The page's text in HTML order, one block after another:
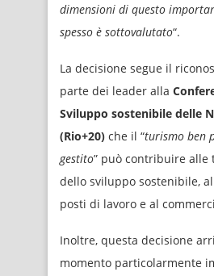
dimensioni di questo
spesso è sottovalutato“.
La decisione segue il
parte dei leader alla
Sviluppo sostenibile delle
(Rio+20) che il “turismo ben
gestito” può contribuire alle
dello sviluppo sostenibile,
posti di lavoro e al
Inoltre, questa decisione
momento particolarmente